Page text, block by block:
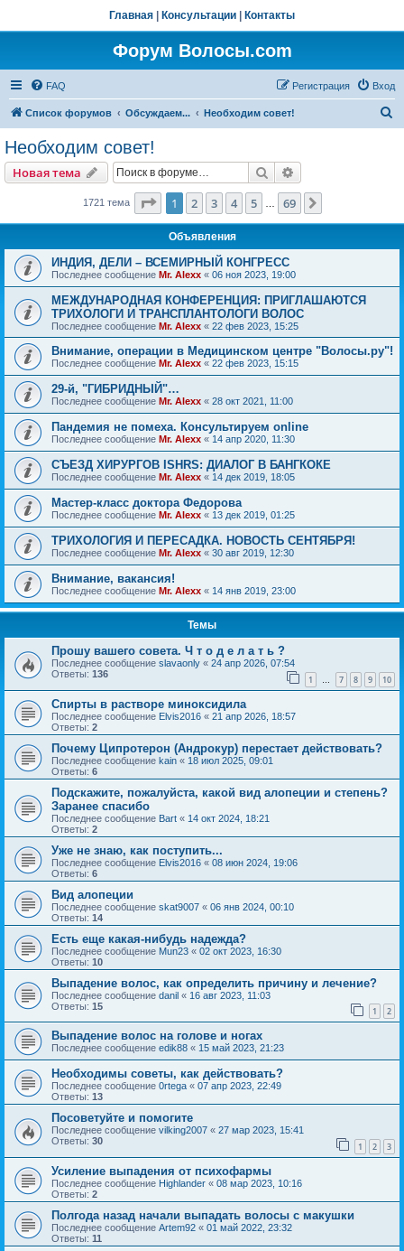
Главная Консультации Контакты
Форум Волосы.com
FAQ Вход
Регистрация
Список форумов Обсуждаем... Необходим совет!
Необходим совет!
Новая тема Поиск
1721 тема Страница из 69
1 2 3 4 5 69
Объявления
ИНДИЯ, ДЕЛИ – ВСЕМИРНЫЙ КОНГРЕСС
Последнее сообщение Mr. Alexx « 06 ноя 2023, 19:00
МЕЖДУНАРОДНАЯ КОНФЕРЕНЦИЯ: ПРИГЛАШАЮТСЯ
ТРИХОЛОГИ И ТРАНСПЛАНТОЛОГИ ВОЛОС
Последнее сообщение Mr. Alexx « 22 фев 2023, 15:25
Внимание, операции в Медицинском центре "Волосы.ру"!
Последнее сообщение Mr. Alexx « 22 фев 2023, 15:15
29-й, "ГИБРИДНЫЙ"…
Последнее сообщение Mr. Alexx « 28 окт 2021, 11:00
Пандемия не помеха. Консультируем online
Последнее сообщение Mr. Alexx « 14 апр 2020, 11:30
СЪЕЗД ХИРУРГОВ ISHRS: ДИАЛОГ В БАНГКОКЕ
Последнее сообщение Mr. Alexx « 14 дек 2019, 18:05
Мастер-класс доктора Федорова
Последнее сообщение Mr. Alexx « 13 дек 2019, 01:25
ТРИХОЛОГИЯ И ПЕРЕСАДКА. НОВОСТЬ СЕНТЯБРЯ!
Последнее сообщение Mr. Alexx « 30 авг 2019, 12:30
Внимание, вакансия!
Последнее сообщение Mr. Alexx « 14 янв 2019, 23:00
Темы
Прошу вашего совета. Ч т о д е л а т ь ?
Последнее сообщение slavaonly « 24 апр 2026, 07:54
Ответы: 136 1 … 7 8 9 10
Спирты в растворе миноксидила
Последнее сообщение Elvis2016 « 21 апр 2026, 18:57
Ответы: 2
Почему Ципротерон (Андрокур) перестает действовать?
Последнее сообщение kain « 18 июл 2025, 09:01
Ответы: 6
Подскажите, пожалуйста, какой вид алопеции и степень?
Заранее спасибо
Последнее сообщение Bart « 14 окт 2024, 18:21
Ответы: 2
Уже не знаю, как поступить...
Последнее сообщение Elvis2016 « 08 июн 2024, 19:06
Ответы: 6
Вид алопеции
Последнее сообщение skat9007 « 06 янв 2024, 00:10
Ответы: 14
Есть еще какая-нибудь надежда?
Последнее сообщение Mun23 « 02 окт 2023, 16:30
Ответы: 10
Выпадение волос, как определить причину и лечение?
Последнее сообщение danil « 16 авг 2023, 11:03
Ответы: 15 1 2
Выпадение волос на голове и ногах
Последнее сообщение edik88 « 15 май 2023, 21:23
Необходимы советы, как действовать?
Последнее сообщение 0rtega « 07 апр 2023, 22:49
Ответы: 13
Посоветуйте и помогите
Последнее сообщение vilking2007 « 27 мар 2023, 15:41
Ответы: 30 1 2 3
Усиление выпадения от психофармы
Последнее сообщение Highlander « 08 мар 2023, 10:16
Ответы: 2
Полгода назад начали выпадать волосы с макушки
Последнее сообщение Artem92 « 01 май 2022, 23:32
Ответы: 11